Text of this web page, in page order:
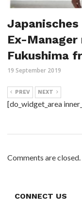
Ex-Manager
Fukushima
19 September 2019
PREV NEXT
[do_widget_area
Comments are closed.
CONNECT US